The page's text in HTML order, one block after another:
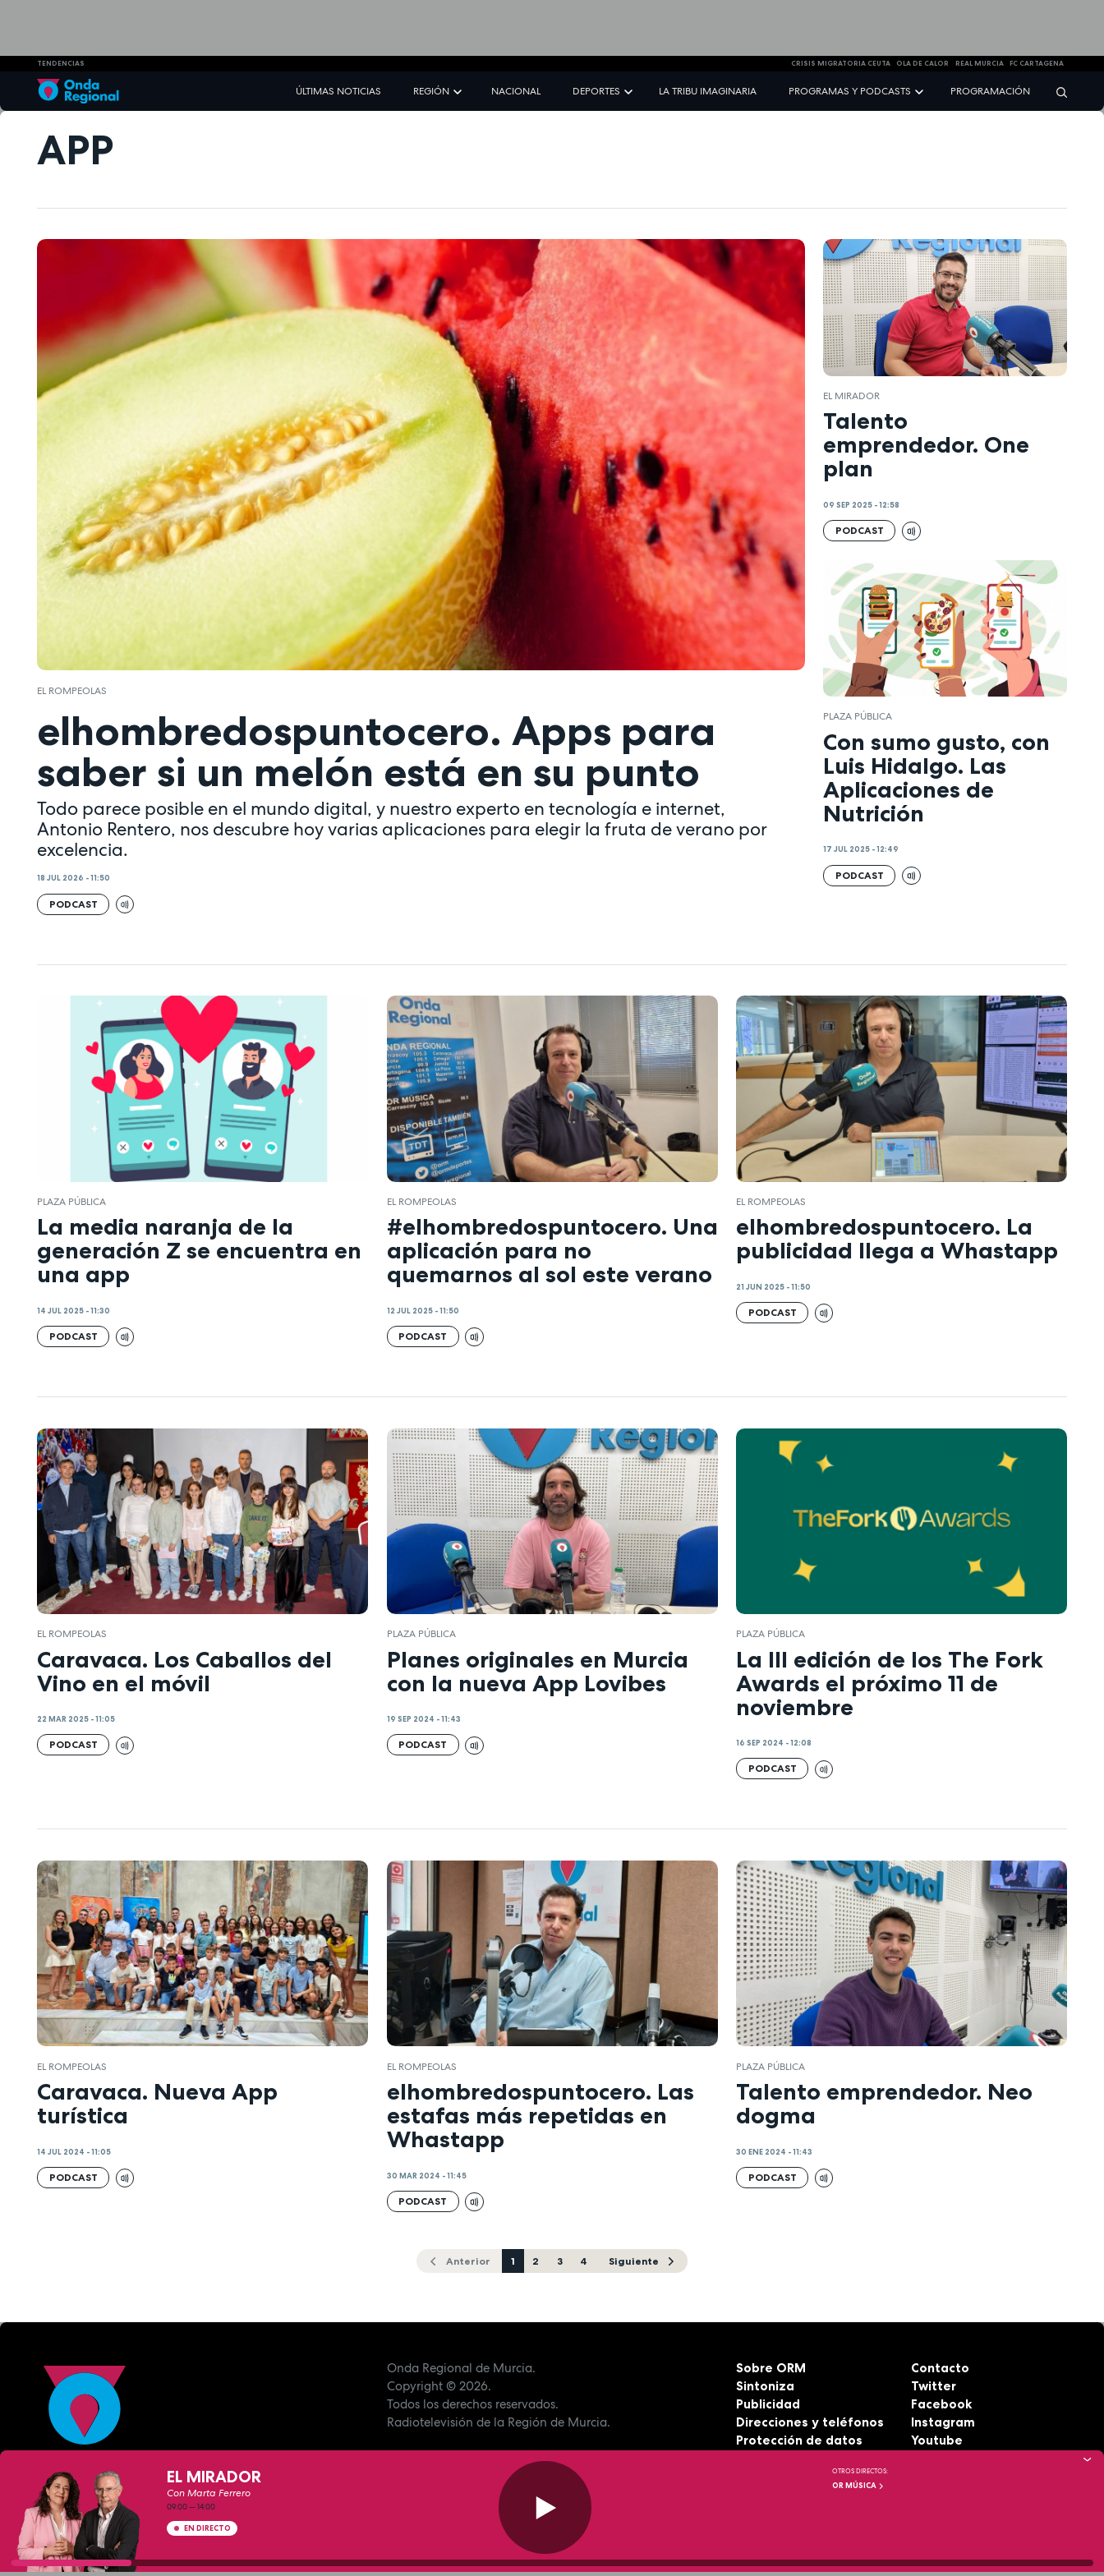
TENDENCIAS CRISIS MIGRATORIA CEUTA OLA DE CALOR REAL MURCIA FC CARTAGENA
ÚLTIMAS NOTICIAS REGIÓN NACIONAL DEPORTES LA TRIBU IMAGINARIA PROGRAMAS Y PODCASTS PROGRAMACIÓN
APP
EL ROMPEOLAS
elhombredospuntocero. Apps para
saber si un melón está en su punto
Todo parece posible en el mundo digital, y nuestro experto en tecnología e internet,
Antonio Rentero, nos descubre hoy varias aplicaciones para elegir la fruta de verano por
excelencia.
18 JUL 2026 - 11:50
PODCAST
EL MIRADOR
Talento
emprendedor. One
plan
09 SEP 2025 - 12:58
PODCAST
PLAZA PÚBLICA
Con sumo gusto, con
Luis Hidalgo. Las
Aplicaciones de
Nutrición
17 JUL 2025 - 12:49
PODCAST
PLAZA PÚBLICA
La media naranja de la
generación Z se encuentra en
una app
14 JUL 2025 - 11:30
PODCAST
EL ROMPEOLAS
#elhombredospuntocero. Una
aplicación para no
quemarnos al sol este verano
12 JUL 2025 - 11:50
PODCAST
EL ROMPEOLAS
elhombredospuntocero. La
publicidad llega a Whastapp
21 JUN 2025 - 11:50
PODCAST
EL ROMPEOLAS
Caravaca. Los Caballos del
Vino en el móvil
22 MAR 2025 - 11:05
PODCAST
PLAZA PÚBLICA
Planes originales en Murcia
con la nueva App Lovibes
19 SEP 2024 - 11:43
PODCAST
PLAZA PÚBLICA
La III edición de los The Fork
Awards el próximo 11 de
noviembre
16 SEP 2024 - 12:08
PODCAST
EL ROMPEOLAS
Caravaca. Nueva App
turística
14 JUL 2024 - 11:05
PODCAST
EL ROMPEOLAS
elhombredospuntocero. Las
estafas más repetidas en
Whastapp
30 MAR 2024 - 11:45
PODCAST
PLAZA PÚBLICA
Talento emprendedor. Neo
dogma
30 ENE 2024 - 11:43
PODCAST
Anterior 1 2 3 4 Siguiente
Onda Regional de Murcia.
Copyright© 2026.
Todos los derechos reservados.
Radiotelevisión de la Región de Murcia.
Sobre ORM
Sintoniza
Publicidad
Direcciones y teléfonos
Protección de datos
Contacto
Twitter
Facebook
Instagram
Youtube
EL MIRADOR
Con Marta Ferrero
09:00—14:00
EN DIRECTO
OTROS DIRECTOS:
OR MÚSICA